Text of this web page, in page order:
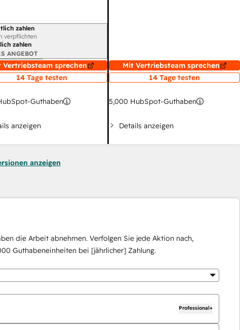
zahlen
verpflichten
zahlen
ANGEBOT
Vertriebsteam sprechen
14 Tage testen
Guthaben
anzeigen
Mit Vertriebsteam sprechen
14 Tage testen
5,000 HubSpot-Guthaben
Details anzeigen
anzeigen
die Arbeit abnehmen. Verfolgen Sie jede Aktion nach,
Guthabeneinheiten bei [jährlicher] Zahlung.
Professional+